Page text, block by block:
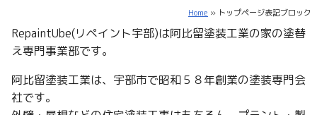
Home » トップページ表記ブロック
RepaintUbe(リペイント宇部)は阿比留塗装工業の家の塗替
え専門事業部です。
阿比留塗装工業は、宇部市で昭和５８年創業の塗装専門会
社です。